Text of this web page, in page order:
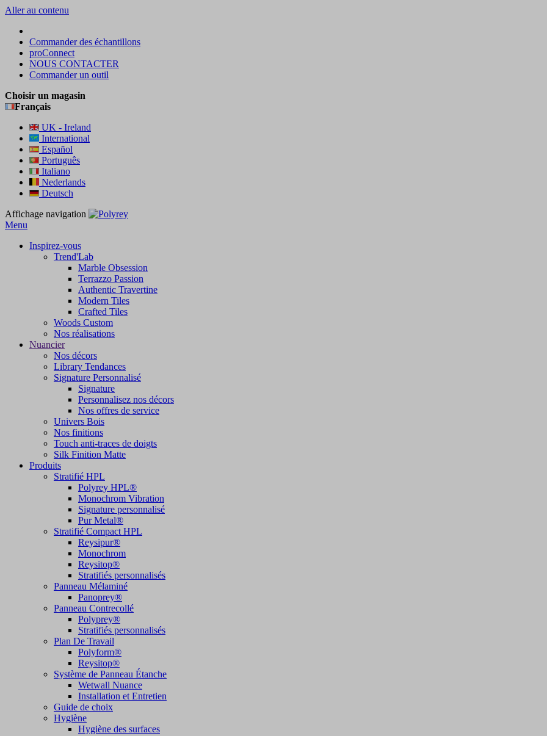
Aller au contenu
Commander des échantillons
proConnect
NOUS CONTACTER
Commander un outil
Choisir un magasin
Français
UK - Ireland
International
Español
Português
Italiano
Nederlands
Deutsch
Affichage navigation
Menu
Inspirez-vous
Trend'Lab
Marble Obsession
Terrazzo Passion
Authentic Travertine
Modern Tiles
Crafted Tiles
Woods Custom
Nos réalisations
Nuancier
Nos décors
Library Tendances
Signature Personnalisé
Signature
Personnalisez nos décors
Nos offres de service
Univers Bois
Nos finitions
Touch anti-traces de doigts
Silk Finition Matte
Produits
Stratifié HPL
Polyrey HPL®
Monochrom Vibration
Signature personnalisé
Pur Metal®
Stratifié Compact HPL
Reysipur®
Monochrom
Reysitop®
Stratifiés personnalisés
Panneau Mélaminé
Panoprey®
Panneau Contrecollé
Polyprey®
Stratifiés personnalisés
Plan De Travail
Polyform®
Reysitop®
Système de Panneau Étanche
Wetwall Nuance
Installation et Entretien
Guide de choix
Hygiène
Hygiène des surfaces